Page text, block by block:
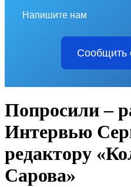
Напишите нам
Сообщить
Попросили –
Интервью
редактору
Сарова»